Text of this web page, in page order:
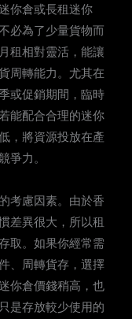
你倉或長租迷你
必為了少量貨物而
租相對靈活，能讓
周轉能力。尤其在
或促銷期間，臨時
能配合合理的迷你
，將資源投放在產
爭力。
考慮因素。由於香
差異很大，所以租
取。如果你經常需
、周轉貨存，選擇
你倉價錢稍高，也
是存放較少使用的